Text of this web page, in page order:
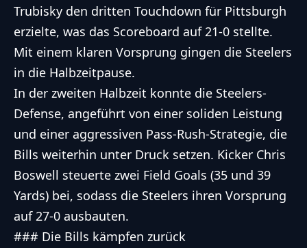
Trubisky den dritten Touchdown für Pittsburgh
erzielte, was das Scoreboard auf 21-0 stellte.
Mit einem klaren Vorsprung gingen die Steelers
in die Halbzeitpause.
In der zweiten Halbzeit konnte die Steelers-
Defense, angeführt von einer soliden Leistung
und einer aggressiven Pass-Rush-Strategie, die
Bills weiterhin unter Druck setzen. Kicker Chris
Boswell steuerte zwei Field Goals (35 und 39
Yards) bei, sodass die Steelers ihren Vorsprung
auf 27-0 ausbauten.
### Die Bills kämpfen zurück